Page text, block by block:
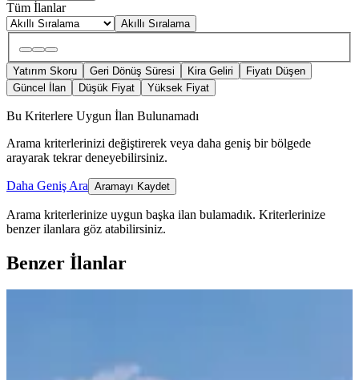
Tüm İlanlar
Akıllı Sıralama
Yatırım Skoru Geri Dönüş Süresi Kira Geliri
Fiyatı Düşen
Güncel İlan
Düşük Fiyat Yüksek Fiyat
Bu Kriterlere Uygun İlan Bulunamadı
Arama kriterlerinizi değiştirerek veya daha geniş bir bölgede
arayarak tekrar deneyebilirsiniz.
Daha Geniş Ara Aramayı Kaydet
Arama kriterlerinize uygun başka ilan bulamadık. Kriterlerinize
benzer ilanlara göz atabilirsiniz.
Benzer İlanlar
Konak, Göztepe Mahallesi